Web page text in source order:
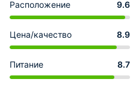
Расположение 9.6
Цена/качество 8.9
Питание 8.7